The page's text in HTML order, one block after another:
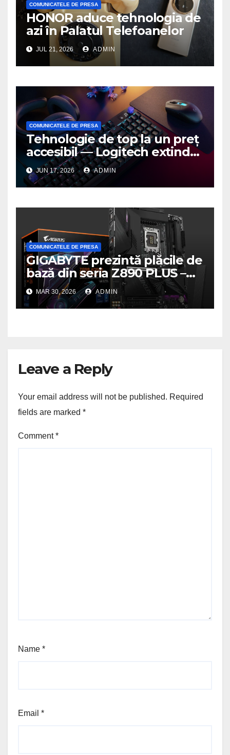
COMUNICATELE DE PRESA
HONOR aduce tehnologia de
azi în Palatul Telefoanelor
JUL 21, 2026 ADMIN
COMUNICATELE DE PRESA
Tehnologie de top la un preț
accesibil — Logitech extinde
seria G3 cu un nou mouse și
o nouă tastatură pentru
gaming pe PC
JUN 17, 2026 ADMIN
COMUNICATELE DE PRESA
GIGABYTE prezintă plăcile de
bază din seria Z890 PLUS –
performanță de ultimă
generație la un nou nivel
MAR 30, 2026 ADMIN
Leave a Reply
Your email address will not be published. Required
fields are marked *
Comment*
Name *
Email *